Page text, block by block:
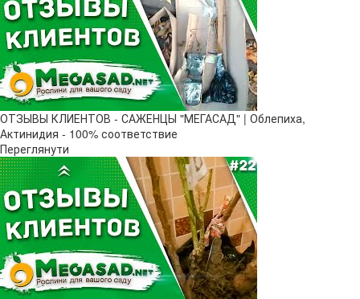
ОТЗЫВЫ КЛИЕНТОВ - САЖЕНЦЫ "МЕГАСАД" | Облепиха,
Актинидия - 100% соответствие
Переглянути